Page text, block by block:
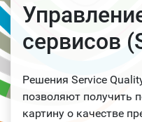
сервисов
Решения Service
позволяют получить
картину о качестве